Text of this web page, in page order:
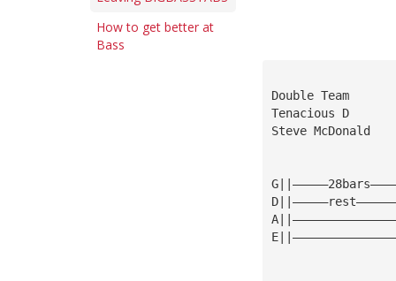
How to get better at
Bass
Double Team
Steve McDonald